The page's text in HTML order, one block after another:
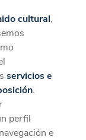
Descargar
cultural,
servicios e
.
perfil
e